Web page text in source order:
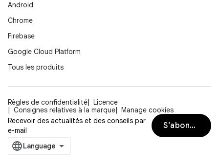
Android
Chrome
Firebase
Google Cloud Platform
Tous les produits
Règles de confidentialité
Licence
Consignes relatives à la marque
Manage cookies
Recevoir des actualités et des conseils par
e-mail
S’abonner